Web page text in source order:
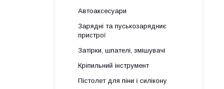
Автоаксесуари
Зарядні та пуськозарядниє
пристрої
Затірки, шпателі, змішувачі
Кріпильний інструмент
Пістолет для піни і силікону